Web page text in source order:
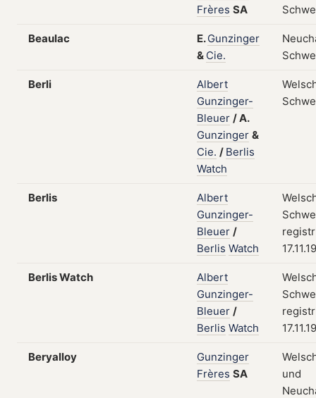
Frères SA
Beaulac E.Gunzinger
& Cie.
Berli
Albert
Gunzinger-
Bleuer /A.
Gunzinger &
Cie. / Berlis
Watch
Berlis
Albert
Gunzinger-
Bleuer /
Berlis Watch
Berlis Watch
Albert
Gunzinger-
Bleuer /
Berlis Watch
Beryalloy
Gunzinger
Frères SA
und